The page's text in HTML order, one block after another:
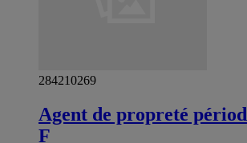
284210269
Agent de propreté
F